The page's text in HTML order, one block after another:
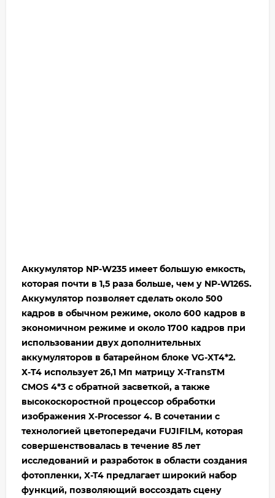
Аккумулятор NP-W235 имеет большую емкость,
которая почти в 1,5 раза больше, чем у NP-W126S.
Аккумулятор позволяет сделать около 500
кадров в обычном режиме, около 600 кадров в
экономичном режиме и около 1700 кадров при
использовании двух дополнительных
аккумуляторов в батарейном блоке VG-XT4*2.
Х-T4 использует 26,1 Мп матрицу X-TransTM
CMOS 4*3 с обратной засветкой, а также
высокоскоростной процессор обработки
изображения X-Processor 4. В сочетании с
технологией цветопередачи FUJIFILM, которая
совершенствовалась в течение 85 лет
исследований и разработок в области создания
фотопленки, X-T4 предлагает широкий набор
функций, позволяющий воссоздать сцену